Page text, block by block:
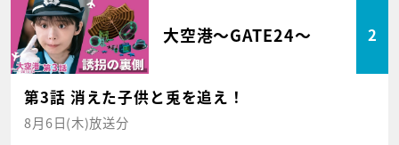
大空港～GATE24～ 2
第3話 消えた子供と兎を追え！
8月6日(木)放送分